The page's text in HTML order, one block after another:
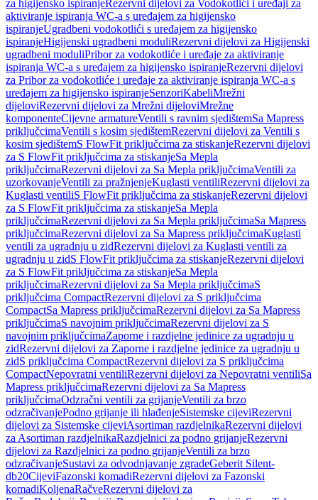
za higijensko ispiranjeRezervni dijelovi za Vodokotlići i uređaji za
aktiviranje ispiranja WC-a s uređajem za higijensko
ispiranjeUgradbeni vodokotlići s uređajem za higijensko
ispiranjeHigijenski ugradbeni moduliRezervni dijelovi za Higijenski
ugradbeni moduliPribor za vodokotliće i uređaje za aktiviranje
ispiranja WC-a s uređajem za higijensko ispiranjeRezervni dijelovi
za Pribor za vodokotliće i uređaje za aktiviranje ispiranja WC-a s
uređajem za higijensko ispiranjeSenzoriKabeliMrežni
dijeloviRezervni dijelovi za Mrežni dijeloviMrežne
komponenteCijevne armatureVentili s ravnim sjedištemSa Mapress
priključcimaVentili s kosim sjedištemRezervni dijelovi za Ventili s
kosim sjedištemS FlowFit priključcima za stiskanjeRezervni dijelovi
za S FlowFit priključcima za stiskanjeSa Mepla
priključcimaRezervni dijelovi za Sa Mepla priključcimaVentili za
uzorkovanjeVentili za pražnjenjeKuglasti ventiliRezervni dijelovi za
Kuglasti ventiliS FlowFit priključcima za stiskanjeRezervni dijelovi
za S FlowFit priključcima za stiskanjeSa Mepla
priključcimaRezervni dijelovi za Sa Mepla priključcimaSa Mapress
priključcimaRezervni dijelovi za Sa Mapress priključcimaKuglasti
ventili za ugradnju u zidRezervni dijelovi za Kuglasti ventili za
ugradnju u zidS FlowFit priključcima za stiskanjeRezervni dijelovi
za S FlowFit priključcima za stiskanjeSa Mepla
priključcimaRezervni dijelovi za Sa Mepla priključcimaS
priključcima CompactRezervni dijelovi za S priključcima
CompactSa Mapress priključcimaRezervni dijelovi za Sa Mapress
priključcimaS navojnim priključcimaRezervni dijelovi za S
navojnim priključcimaZaporne i razdjelne jedinice za ugradnju u
zidRezervni dijelovi za Zaporne i razdjelne jedinice za ugradnju u
zidS priključcima CompactRezervni dijelovi za S priključcima
CompactNepovratni ventiliRezervni dijelovi za Nepovratni ventiliSa
Mapress priključcimaRezervni dijelovi za Sa Mapress
priključcimaOdzračni ventili za grijanjeVentili za brzo
odzračivanjePodno grijanje ili hlađenjeSistemske cijeviRezervni
dijelovi za Sistemske cijeviAsortiman razdjelnikaRezervni dijelovi
za Asortiman razdjelnikaRazdjelnici za podno grijanjeRezervni
dijelovi za Razdjelnici za podno grijanjeVentili za brzo
odzračivanjeSustavi za odvodnjavanje zgradeGeberit Silent-
db20CijeviFazonski komadiRezervni dijelovi za Fazonski
komadiKoljenaRačveRezervni dijelovi za